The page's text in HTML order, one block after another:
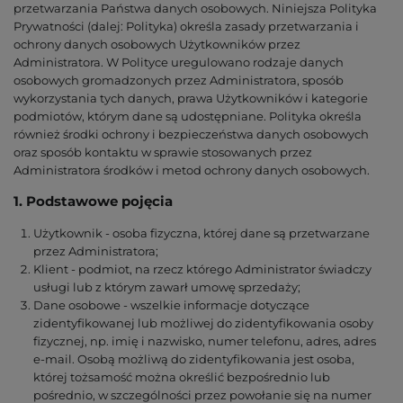
przetwarzania Państwa danych osobowych. Niniejsza Polityka
Prywatności (dalej: Polityka) określa zasady przetwarzania i
ochrony danych osobowych Użytkowników przez
Administratora. W Polityce uregulowano rodzaje danych
osobowych gromadzonych przez Administratora, sposób
wykorzystania tych danych, prawa Użytkowników i kategorie
podmiotów, którym dane są udostępniane. Polityka określa
również środki ochrony i bezpieczeństwa danych osobowych
oraz sposób kontaktu w sprawie stosowanych przez
Administratora środków i metod ochrony danych osobowych.
1. Podstawowe pojęcia
Użytkownik - osoba fizyczna, której dane są przetwarzane
przez Administratora;
Klient - podmiot, na rzecz którego Administrator świadczy
usługi lub z którym zawarł umowę sprzedaży;
Dane osobowe - wszelkie informacje dotyczące
zidentyfikowanej lub możliwej do zidentyfikowania osoby
fizycznej, np. imię i nazwisko, numer telefonu, adres, adres
e-mail. Osobą możliwą do zidentyfikowania jest osoba,
której tożsamość można określić bezpośrednio lub
pośrednio, w szczególności przez powołanie się na numer